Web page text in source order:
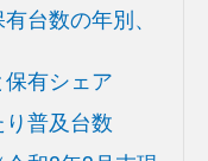
台数の年別、
有シェア
普及台数